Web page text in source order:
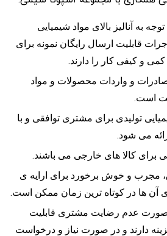
به آنالیز بالای مواد شیمیایی
قابلیت ارسال رایگان نمونه برای
و کیفی کار را دارند.
و واردات محصولات و مواد
است.
تولیدی برای مشتری توافقی و با
می شود.
برای کالا های خارجی می باشند.
مجرب و خوش برخورد برای ارایه ی
آن ها در کوتاه ترین زمان ممکن است.
عدم رضایت مشتری قابلیت
دارند و در صورت نیاز و درخواست